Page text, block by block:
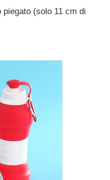
piegato (solo 11 cm di